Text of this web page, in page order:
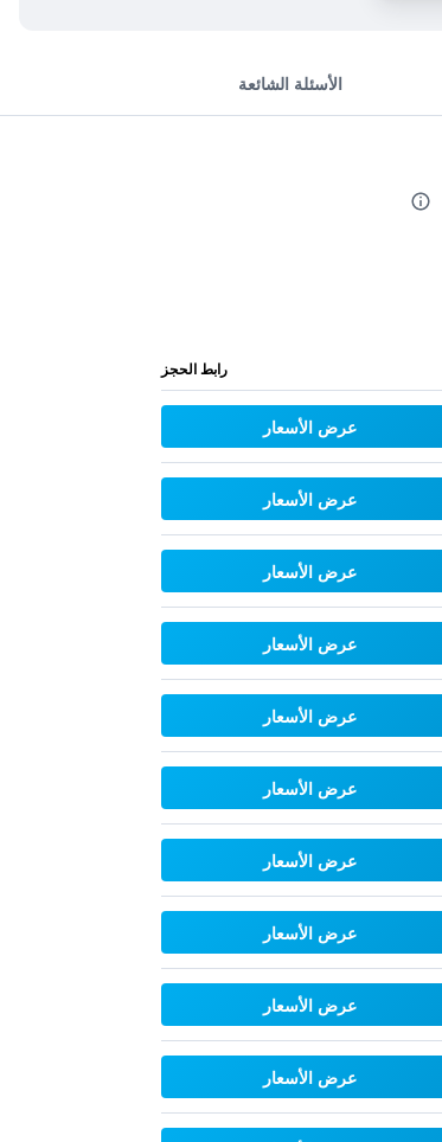
الأسئلة الشائعة
رابط الحجز
عرض الأسعار
عرض الأسعار
عرض الأسعار
عرض الأسعار
عرض الأسعار
عرض الأسعار
عرض الأسعار
عرض الأسعار
عرض الأسعار
عرض الأسعار